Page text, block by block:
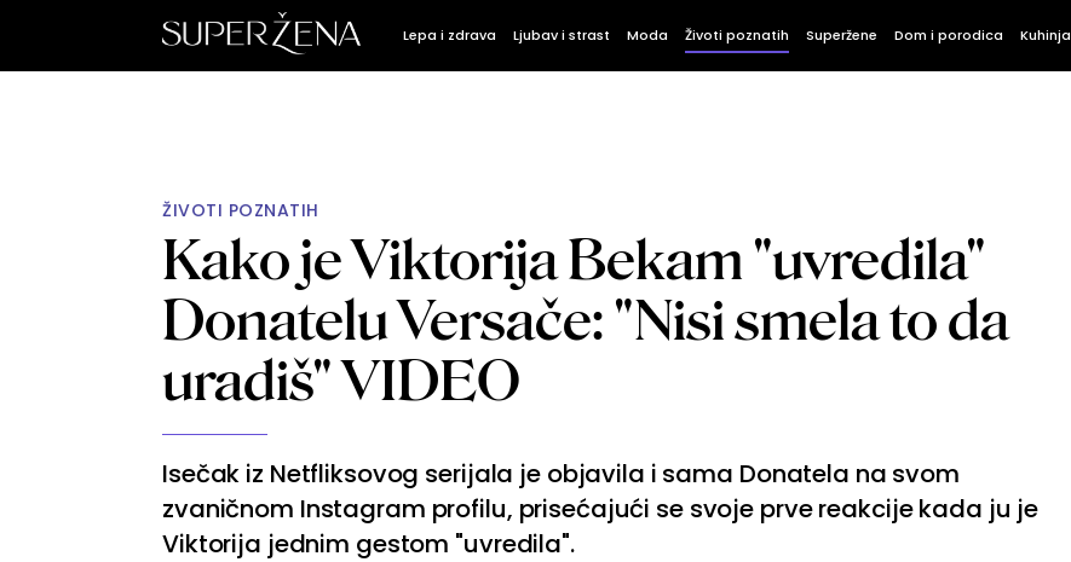
Lepa i zdrava Ljubav i strast Moda Životi poznatih Superžene Dom i porodica Kuhinja
ŽIVOTI POZNATIH
Kako je Viktorija Bekam "uvredila"
Donatelu Versače: "Nisi smela to da
uradiš" VIDEO
Isečak iz Netfliksovog serijala je objavila i sama Donatela na svom
zvaničnom Instagram profilu, prisećajući se svoje prve reakcije kada ju je
Viktorija jednim gestom "uvredila".